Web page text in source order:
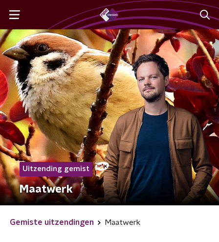
Uitzending gemist
Maatwerk
Gemiste uitzendingen Maatwerk